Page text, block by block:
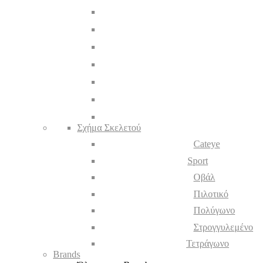
Σχήμα Σκελετού
Cateye
Sport
Οβάλ
Πιλοτικό
Πολύγωνο
Στρογγυλεμένο
Τετράγωνο
Brands